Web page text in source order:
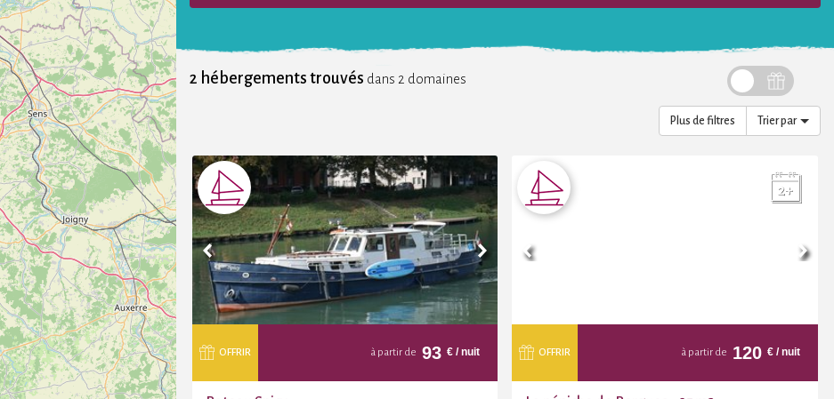
2 hébergements trouvés dans 2 domaines
Plus de filtres
OFFRIR à partir de 93 €/ nuit OFFRIR à partir de 120 € / nuit